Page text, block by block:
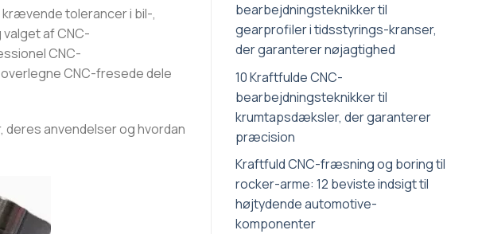
tolerancer i bil-,
af CNC-
CNC-
CNC-fresede dele
deres anvendelser og hvordan
bearbejdningsteknikker til
gearprofiler i tidsstyrings-kranser,
der garanterer nøjagtighed
10 Kraftfulde CNC-
bearbejdningsteknikker til
krumtapsdæksler, der garanterer
præcision
Kraftfuld CNC-fræsning og boring til
rocker-arme: 12 beviste indsigt til
højtydende automotive-
komponenter